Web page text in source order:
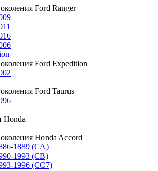
Ford Ranger
Ford Expedition
Ford Taurus
Honda
Honda Accord
1889 (CA)
1993 (CB)
1996 (CC7)